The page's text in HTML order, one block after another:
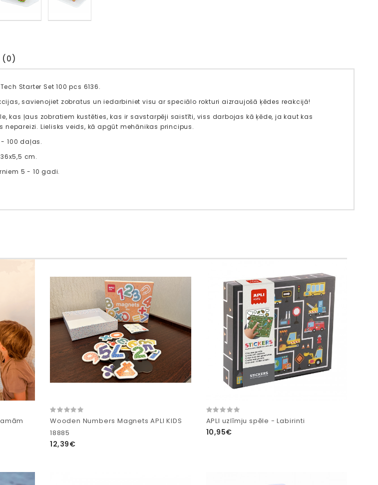
(0)
Starter Set 100 pcs 6136.
savienojiet zobratus un iedarbiniet visu ar speciālo rokturi aizraujošā ķēdes reakcijā!
kas ļaus zobratiem kustēties, kas ir savstarpēji saistīti, viss darbojas kā ķēde, ja kaut kas
nepareizi. Lielisks veids, kā apgūt mehānikas principus.
100 daļas.
cm.
5 - 10 gadi.
Wooden Numbers Magnets APLI KIDS
18885
12,39€
APLI uzlīmju spēle - Labirinti
10,95€